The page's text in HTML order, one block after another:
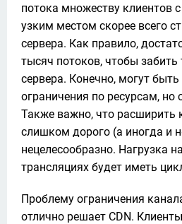
потока множеству клиентов
узким местом скорее всего
сервера. Как правило,
тысяч потоков, чтобы
сервера. Конечно, могут быть
ограничения по ресурсам, но
Также важно, что расширить
слишком дорого (а иногда и
нецелесообразно. Нагрузка
трансляциях будет иметь
Проблему ограничения
отлично решает CDN.